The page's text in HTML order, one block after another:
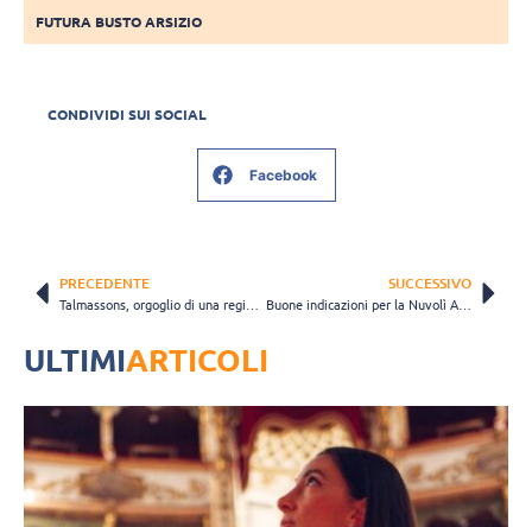
FUTURA BUSTO ARSIZIO
CONDIVIDI SUI SOCIAL
Facebook
PRECEDENTE
Talmassons, orgoglio di una regione intera: grande festa per la presentazione del roster 2025/2026
SUCCESSIVO
Buone indicazioni per la Nuvolì AltaFratte dopo l’allenamento congiunto con il Volley Modena
ULTIMIARTICOLI